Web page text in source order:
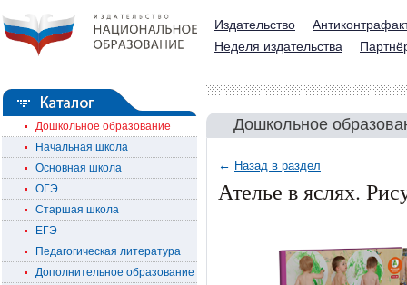
Издательство
Неделя издательства
Дошкольное образование
Начальная школа
Основная школа
ОГЭ
Старшая школа
ЕГЭ
Педагогическая литература
Дополнительное образование
Дошкольное
← Назад в раздел
Ателье в яслях.